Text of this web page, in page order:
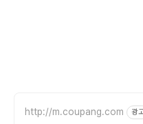
http://m.coupang.com 광